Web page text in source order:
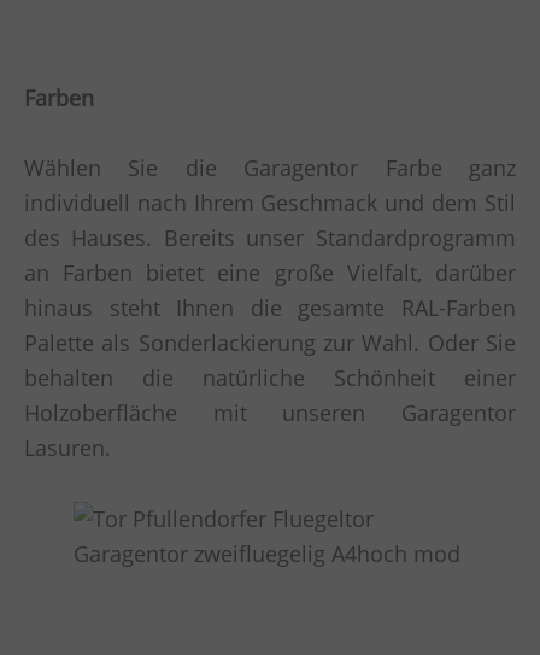
Farben
Wählen Sie die Garagentor Farbe ganz
individuell nach Ihrem Geschmack und dem Stil
des Hauses. Bereits unser Standardprogramm
an Farben bietet eine große Vielfalt, darüber
hinaus steht Ihnen die gesamte RAL-Farben
Palette als Sonderlackierung zur Wahl. Oder Sie
behalten die natürliche Schönheit einer
Holzoberfläche mit unseren Garagentor
Lasuren.